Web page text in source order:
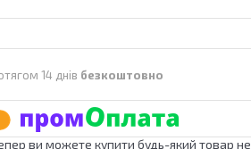
14 днів безкоштовно
ви можете купити будь-який товар не